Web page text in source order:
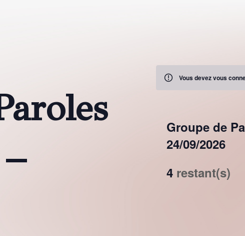
Vous devez vous
Groupe de
24/09/2026
4 restant(s)